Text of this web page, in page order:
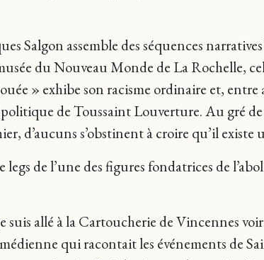
Salgon assemble des séquences
du Nouveau Monde de La Rochelle,
» exhibe son racisme ordinaire et, entre
de Toussaint Louverture. Au gré
d’aucuns s’obstinent à croire qu’il existe
legs de l’une des figures fondatrices de
suis allé à la Cartoucherie de Vincennes voir
qui racontait les événements de